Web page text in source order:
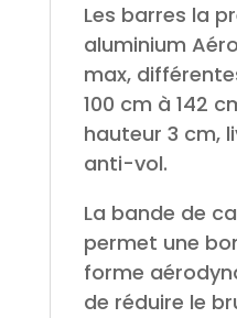
Les barres la
aluminium
max,
100 cm à 142
hauteur 3 cm,
anti-vol.
La bande de
permet une
forme
de réduire le